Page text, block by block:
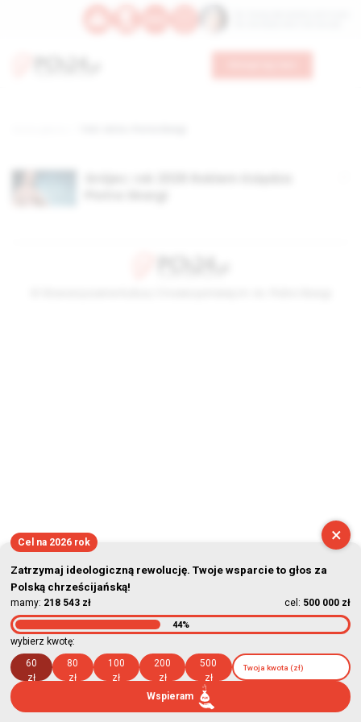
×
Cel na 2026 rok
Zatrzymaj ideologiczną rewolucję. Twoje wsparcie to głos za
Polską chrześcijańską!
mamy: 218 543 zł cel: 500 000 zł
44%
wybierz kwotę:
60
zł
80
zł
100
zł
200
zł
500
zł
Wspieram